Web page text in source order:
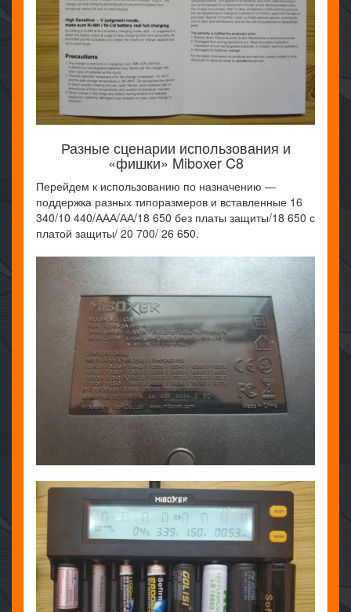
Разные сценарии использования и
«фишки» Miboxer C8
Перейдем к использованию по назначению —
поддержка разных типоразмеров и вставленные 16
340/10 440/ААА/АА/18 650 без платы защиты/18 650 с
платой защиты/ 20 700/ 26 650.